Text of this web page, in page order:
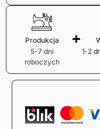
Produkcja
5-7 dni
roboczych
1-2